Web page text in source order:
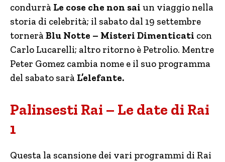
condurrà Le cose che non sai un viaggio nella
storia di celebrità; il sabato dal 19 settembre
torneràBlu Notte – Misteri Dimenticati con
Carlo Lucarelli; altro ritorno è Petrolio. Mentre
Peter Gomez cambia nome e il suo programma
del sabato sarà L’elefante.
Palinsesti Rai – Le date di Rai
1
Questa la scansione dei vari programmi di Rai